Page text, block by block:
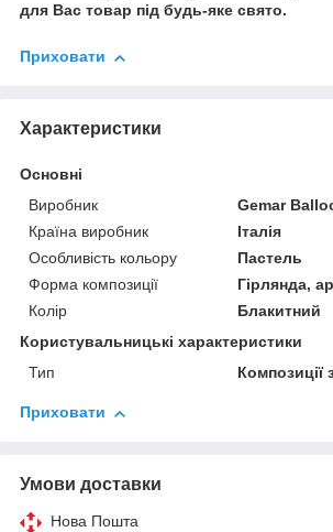
для Вас товар під будь-яке свято.
Приховати
Характеристики
Основні
Виробник
Gemar
Країна виробник
Італія
Особливість кольору
Пастель
Форма композиції
Гірлянда,
Колір
Блакитний
Користувальницькі характеристики
Тип
Композиції
Приховати
Умови доставки
Нова Пошта